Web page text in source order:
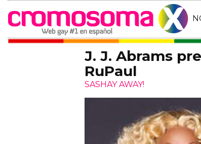
J. J. Abrams
RuPaul
SASHAY AWAY!